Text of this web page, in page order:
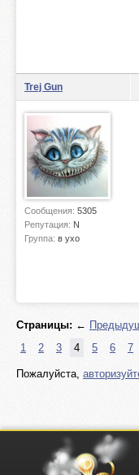
Trej Gun
Сообщения: 5305
Репутация: N
Группа: в ухо
Страницы: ←
1
2 3 4 5 6 7
Пожалуйста,